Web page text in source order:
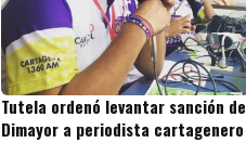
Tutela ordenó levantar sanción de
Dimayor a periodista cartagenero